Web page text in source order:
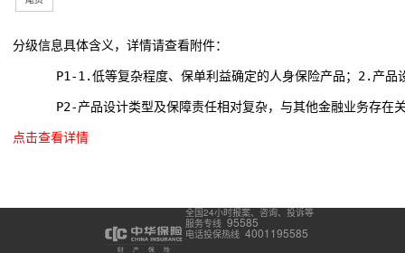
分级信息具体含义，详情请查看附件：
P1-1.低等复杂程度、保单利益确定的人身保险产品；2.产品
P2-产品设计类型及保障责任相对复杂，与其他金融业务存在
点击查看详情
全国24小时报案、咨询、投诉等
服务专线 95585
电话投保热线 4001195585